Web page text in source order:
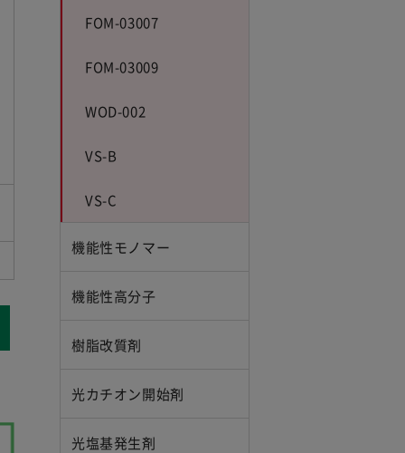
FOM-03007
FOM-03009
WOD-002
VS-B
VS-C
機能性モノマー
機能性高分子
樹脂改質剤
光カチオン開始剤
光塩基発生剤